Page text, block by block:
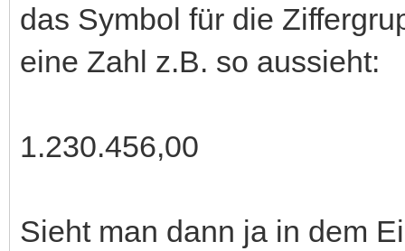
das Symbol für die
eine Zahl z.B. so aussieht:
1.230.456,00
Sieht man dann ja in dem